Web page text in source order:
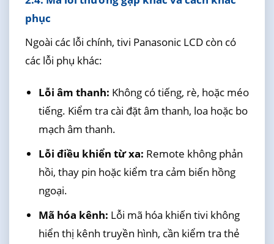
phục
Ngoài các lỗi chính, tivi Panasonic LCD còn có
các lỗi phụ khác:
Lỗi âm thanh: Không có tiếng, rè, hoặc méo
tiếng. Kiểm tra cài đặt âm thanh, loa hoặc bo
mạch âm thanh.
Lỗi điều khiển từ xa: Remote không phản
hồi, thay pin hoặc kiểm tra cảm biến hồng
ngoại.
Mã hóa kênh: Lỗi mã hóa khiến tivi không
hiển thị kênh truyền hình, cần kiểm tra thẻ